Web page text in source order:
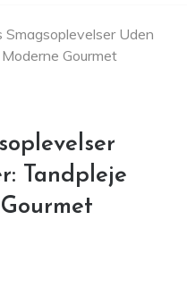
Smagsoplevelser Uden
Gourmet
Tandpleje